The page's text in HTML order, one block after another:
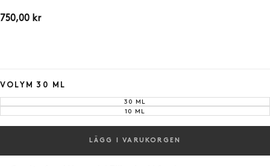
750,00
Regular
750,00 kr
VOLYM 30 ML
30 MLVARIANT
SOLD
OUT
10 MLVARIANT
OUT
UNAVAILABLE
LÄGG I VARUKORGEN